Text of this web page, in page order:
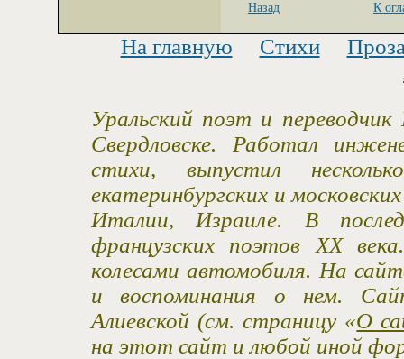
Назад К
На главную Стихи
Уральский поэт и
Свердловске. Работал
стихи, выпустил
екатеринбургских и
Италии, Израиле. В
французских поэтов XX
колесами автомобиля. На
и воспоминания о нем.
Алиевской (см. страницу «О
на этот сайт и любой иной